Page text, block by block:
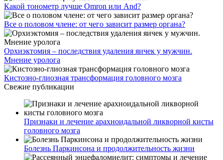
Какой тонометр лучше Omron или And?
Все о половом члене: от чего зависит размер органа?
Орхиэктомия – последствия удаления яичек у мужчин.
Мнение уролога
Кистозно-глиозная трансформация головного мозга
Свежие публикации
Признаки и лечение арахноидальной ликворной кисты
головного мозга
Болезнь Паркинсона и продолжительность жизни